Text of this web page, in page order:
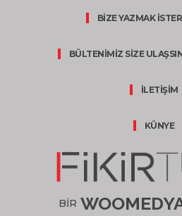
BİZE YAZMAK
BÜLTENİMİZ SİZE
İLETİŞİM
KÜNYE
BİR